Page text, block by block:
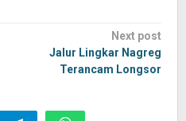
Next post
Jalur Lingkar Nagreg
Terancam Longsor